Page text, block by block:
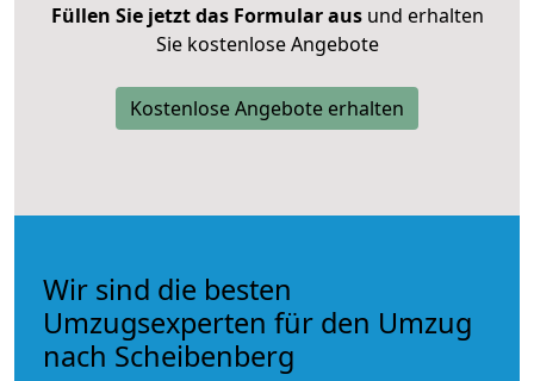
Füllen Sie jetzt das Formular ausund erhalten
Sie kostenlose Angebote
Kostenlose Angebote erhalten
Wir sind die besten
Umzugsexperten für den Umzug
nach Scheibenberg